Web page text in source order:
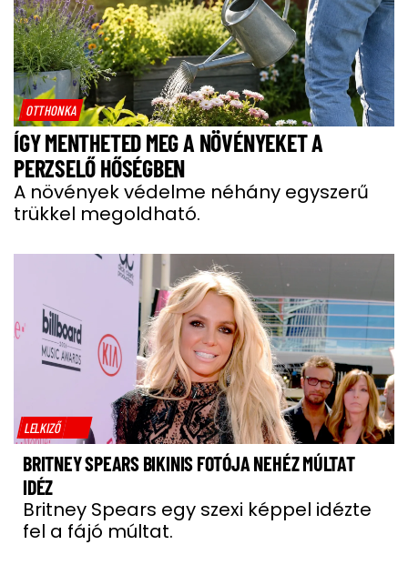
OTTHONKA
ÍGY MENTHETED MEG A NÖVÉNYEKET A
PERZSELŐ HŐSÉGBEN
A növények védelme néhány egyszerű
trükkel megoldható.
LELKIZŐ
BRITNEY SPEARS BIKINIS FOTÓJA NEHÉZ MÚLTAT
IDÉZ
Britney Spears egy szexi képpel idézte
fel a fájó múltat.